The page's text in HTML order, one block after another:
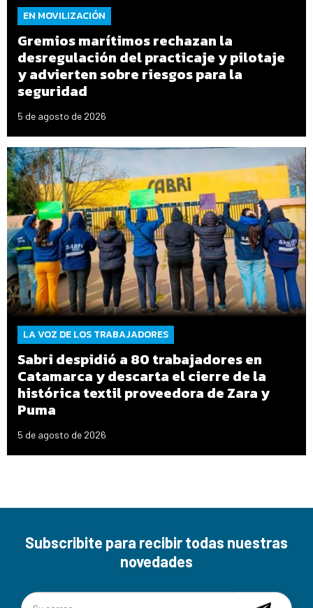
EN MOVILIZACIÓN
Gremios marítimos rechazan la
desregulación del practicaje y pilotaje
y advierten sobre riesgos para la
seguridad
5 de agosto de 2026
LA VOZ DE LOS TRABAJADORES
Sabri despidió a 80 trabajadores en
Catamarca y descarta el cierre de la
histórica textil proveedora de Zara y
Puma
5 de agosto de 2026
Subscribite para recibir todas nuestras
novedades